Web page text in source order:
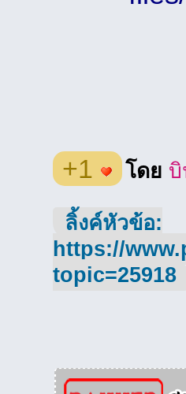
+1 โดย
ลิ้งค์หัวข้อ:
https://
topic=25918